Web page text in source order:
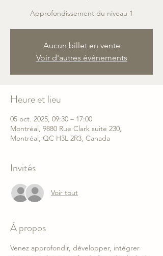
Approfondissement du niveau 1
Aucun billet en vente
Voir d'autres événements
Heure et lieu
05 oct. 2025, 09:30 – 17:00
Montréal, 9880 Rue Clark suite 230,
Montréal, QC H3L 2R3, Canada
Invités
Voir tout
À propos
Venez approfondir, développer, intégrer